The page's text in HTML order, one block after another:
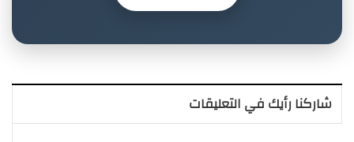
شاركنا رأيك في التعليقات